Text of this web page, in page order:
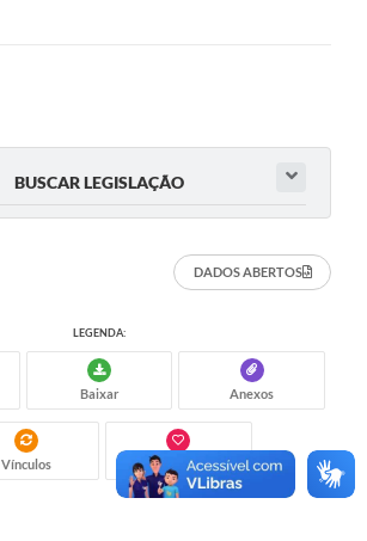
BUSCAR LEGISLAÇÃO
DADOS ABERTOS
LEGENDA:
Baixar Anexos
Vínculos Gostei